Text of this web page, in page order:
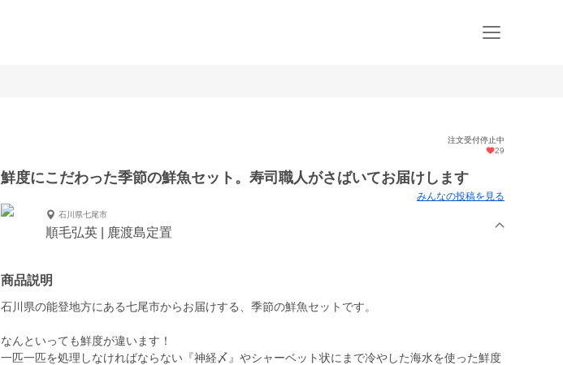
注文受付停止中
29
鮮度にこだわった季節の鮮魚セット。寿司職人がさばいてお届けします
みんなの投稿を見る
石川県七尾市
順毛弘英 | 鹿渡島定置
商品説明
石川県の能登地方にある七尾市からお届けする、季節の鮮魚セットです。
なんといっても鮮度が違います！
一匹一匹を処理しなければならない『神経〆』やシャーベット状にまで冷やした海水を使った鮮度